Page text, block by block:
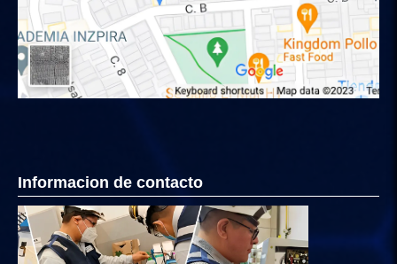
Informacion de contacto